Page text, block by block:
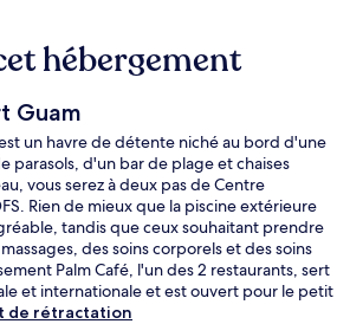
hébergement
Guam
un havre de détente niché au bord d'une
parasols, d'un bar de plage et chaises
vous serez à deux pas de Centre
Rien de mieux que la piscine extérieure
tandis que ceux souhaitant prendre
des soins corporels et des soins
Palm Café, l'un des 2 restaurants, sert
et internationale et est ouvert pour le petit
Ce complexe touristique de luxe abrite
de rétractation